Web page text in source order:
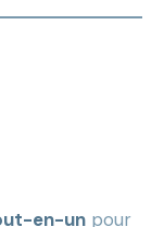
en-unpour